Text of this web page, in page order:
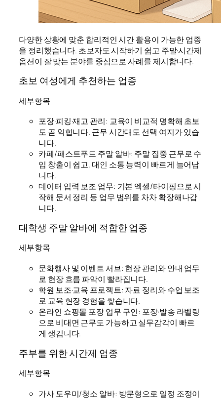
다양한 상황에 맞춘 합리적인 시간 활용이 가능한 업종
을 정리했습니다. 초보자도 시작하기 쉽고 주말·시간제
옵션이 잘 맞는 분야를 중심으로 사례를 제시합니다.
초보 여성에게 추천하는 업종
세부항목
포장·피킹·재고 관리: 교육이 비교적 명확해 초보
도 곧 익힙니다. 근무 시간대도 선택 여지가 있습
니다.
카페/패스트푸드 주말 알바: 주말 집중 근무로 수
입 창출이 쉽고, 대인 소통 능력이 빠르게 늘어납
니다.
데이터 입력 보조 업무: 기본 엑셀/타이핑으로 시
작해 문서 정리 등 업무 범위를 차차 확장해나갑
니다.
대학생 주말 알바에 적합한 업종
세부항목
문화행사 및 이벤트 서브: 현장 관리와 안내 업무
로 현장 흐름 파악이 빨라집니다.
학원 보조·교육 프로젝트: 자료 정리와 수업 보조
로 교육 현장 경험을 쌓습니다.
온라인 쇼핑몰 포장 업무 구인: 포장·발송 라벨링
으로 비대면 근무도 가능하고 실무감각이 빠르
게 생깁니다.
주부를 위한 시간제 업종
세부항목
가사 도우미/청소 알바: 방문형으로 일정 조정이